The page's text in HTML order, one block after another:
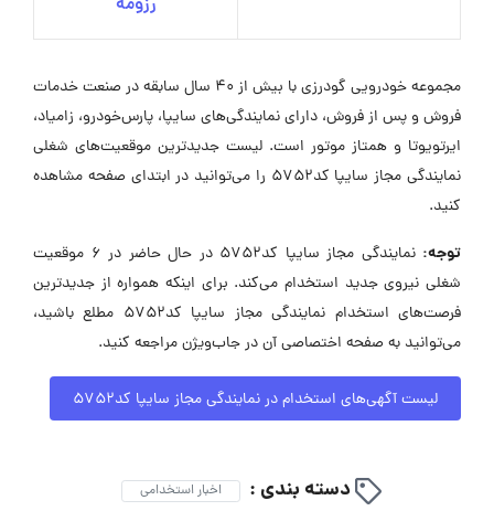
مجموعه خودرویی گودرزی با بیش از 40 سال سابقه در صنعت خدمات
فروش و پس از فروش، دارای نمایندگی‌های سایپا، پارس‌خودرو، زامیاد،
ایرتویوتا و همتاز موتور است. لیست جدیدترین موقعیت‌های شغلی
نمایندگی مجاز سایپا کد5752 را می‌توانید در ابتدای صفحه مشاهده
کنید.
توجه:
نمایندگی مجاز سایپا کد5752 در حال حاضر در ۶ موقعیت
شغلی نیروی جدید استخدام می‌کند. برای اینکه همواره از جدیدترین
فرصت‌های استخدام نمایندگی مجاز سایپا کد5752 مطلع باشید،
می‌توانید به صفحه اختصاصی آن در جاب‌ویژن مراجعه کنید.
لیست آگهی‌های استخدام در نمایندگی مجاز سایپا کد5752
دسته بندی : اخبار استخدامی